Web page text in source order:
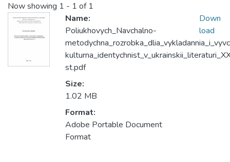
Now showing 1 - 1 of 1
Name:
Poliukhovych_Navchalno-
st.pdf
Size:
1.02 MB
Format:
Adobe Portable Document
Format
Down
load